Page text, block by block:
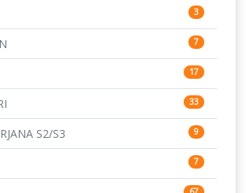
15
15
14
14
CENDRAWASIH 14
15
3
7
17
33
S2/S3 9
7